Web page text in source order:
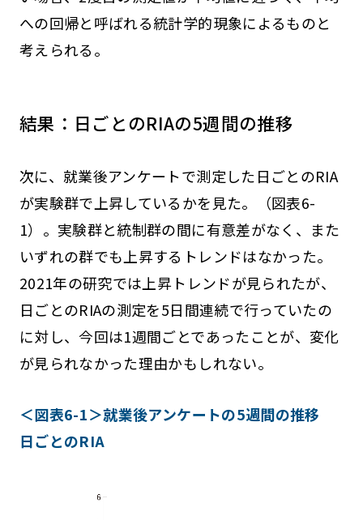
への回帰と呼ばれる統計学的現象によるものと
考えられる。
結果：日ごとのRIAの5週間の推移
次に、就業後アンケートで測定した日ごとのRIA
が実験群で上昇しているかを見た。（図表6-
1）。実験群と統制群の間に有意差がなく、また
いずれの群でも上昇するトレンドはなかった。
2021年の研究では上昇トレンドが見られたが、
日ごとのRIAの測定を5日間連続で行っていたの
に対し、今回は1週間ごとであったことが、変化
が見られなかった理由かもしれない。
＜図表6-1＞就業後アンケートの5週間の推移
日ごとのRIA